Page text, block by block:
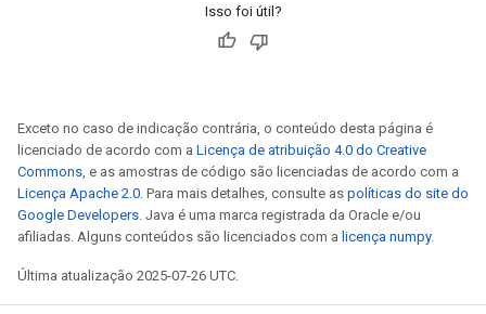
Isso foi útil?
Exceto no caso de indicação contrária, o conteúdo desta página é
licenciado de acordo com a Licença de atribuição 4.0 do Creative
Commons, e as amostras de código são licenciadas de acordo com a
Licença Apache 2.0. Para mais detalhes, consulte as políticas do site do
Google Developers. Java é uma marca registrada da Oracle e/ou
afiliadas. Alguns conteúdos são licenciados com a licença numpy.
Última atualização 2025-07-26 UTC.